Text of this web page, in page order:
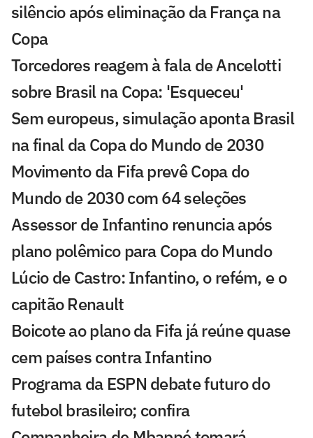
silêncio após eliminação da França na
Copa
Torcedores reagem à fala de Ancelotti
sobre Brasil na Copa: 'Esqueceu'
Sem europeus, simulação aponta Brasil
na final da Copa do Mundo de 2030
Movimento da Fifa prevê Copa do
Mundo de 2030 com 64 seleções
Assessor de Infantino renuncia após
plano polêmico para Copa do Mundo
Lúcio de Castro: Infantino, o refém, e o
capitão Renault
Boicote ao plano da Fifa já reúne quase
cem países contra Infantino
Programa da ESPN debate futuro do
futebol brasileiro; confira